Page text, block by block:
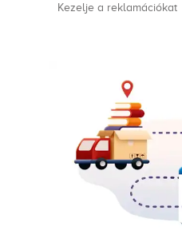
Kezelje a reklamációkat